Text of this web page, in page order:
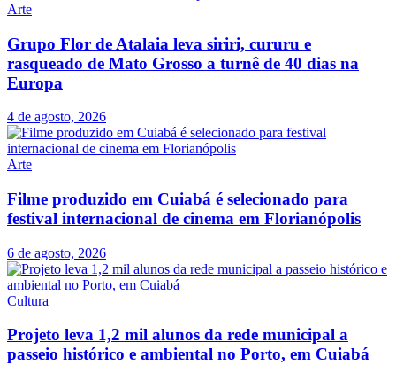
Arte
Grupo Flor de Atalaia leva siriri, cururu e
rasqueado de Mato Grosso a turnê de 40 dias na
Europa
4 de agosto, 2026
Arte
Filme produzido em Cuiabá é selecionado para
festival internacional de cinema em Florianópolis
6 de agosto, 2026
Cultura
Projeto leva 1,2 mil alunos da rede municipal a
passeio histórico e ambiental no Porto, em Cuiabá